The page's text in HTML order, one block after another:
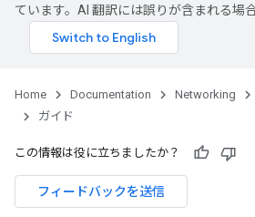
ています。AI 翻訳には誤りが含まれる場
Home Documentation Networking
ガイド
この情報は役に立ちましたか？
フィードバックを送信